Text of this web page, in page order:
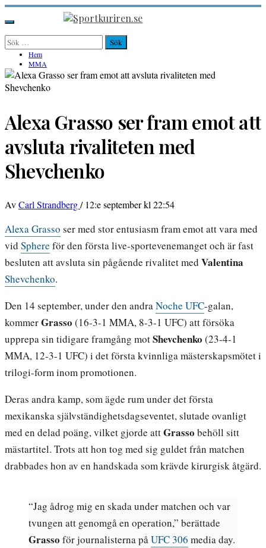
Hoppa
till
innehåll
Sportkuriren.se
Primär
meny
Sök
efter: Hem
MMA
Alexa Grasso ser fram emot att
avsluta rivaliteten med
Shevchenko
AvCarl Strandberg/ 12:e september kl 22:54
Alexa Grasso ser med stor entusiasm fram emot att vara med
vid Sphere för den första live-sportevenemanget och är fast
besluten att avsluta sin pågående rivalitet med Valentina
Shevchenko.
Den 14 september, under den andraNoche UFC-galan,
kommerGrasso (16-3-1 MMA, 8-3-1 UFC) att försöka
upprepa sin tidigare framgång motShevchenko (23-4-1
MMA, 12-3-1 UFC) i det första kvinnliga mästerskapsmötet i
trilogi-form inom promotionen.
Deras andra kamp, som ägde rum under det första
mexikanska självständighetsdagseventet, slutade ovanligt
med en delad poäng, vilket gjorde attGrasso behöll sitt
mästartitel. Trots att hon tog med sig guldet från matchen
drabbades hon av en handskada som krävde kirurgisk åtgärd.
“Jag ådrog mig en skada under matchen och var
tvungen att genomgå en operation,” berättade
Grasso för journalisterna påUFC 306 media day.